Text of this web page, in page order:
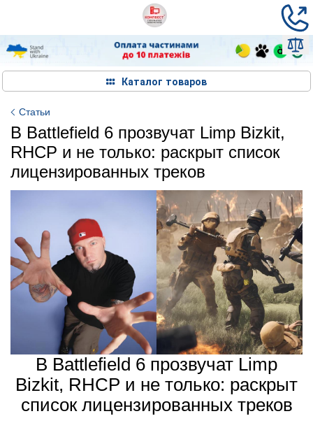
Каталог товаров
Статьи
В Battlefield 6 прозвучат Limp Bizkit,
RHCP и не только: раскрыт список
лицензированных треков
В Battlefield 6 прозвучат Limp
Bizkit, RHCP и не только: раскрыт
список лицензированных треков